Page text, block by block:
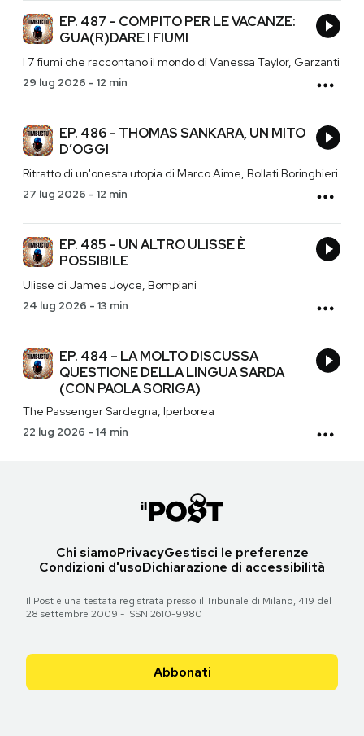
EP. 487 – COMPITO PER LE VACANZE:
GUA(R)DARE I FIUMI
I 7 fiumi che raccontano il mondo di Vanessa Taylor, Garzanti
29 lug 2026 - 12 min
EP. 486 – THOMAS SANKARA, UN MITO
D’OGGI
Ritratto di un'onesta utopia di Marco Aime, Bollati Boringhieri
27 lug 2026 - 12 min
EP. 485 – UN ALTRO ULISSE È
POSSIBILE
Ulisse di James Joyce, Bompiani
24 lug 2026 - 13 min
EP. 484 – LA MOLTO DISCUSSA
QUESTIONE DELLA LINGUA SARDA
(CON PAOLA SORIGA)
The Passenger Sardegna, Iperborea
22 lug 2026 - 14 min
Chi siamoPrivacyGestisci le preferenze
Condizioni d'usoDichiarazione di accessibilità
Il Post è una testata registrata presso il Tribunale di Milano, 419 del
28 settembre 2009 - ISSN 2610-9980
Abbonati